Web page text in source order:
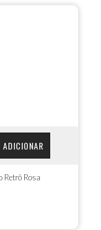
ADICIONAR
Retrô Rosa